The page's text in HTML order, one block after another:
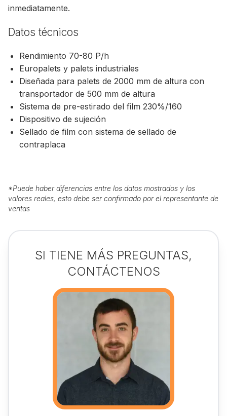
inmediatamente.
Datos técnicos
Rendimiento 70-80 P/h
Europalets y palets industriales
Diseñada para palets de 2000 mm de altura con
transportador de 500 mm de altura
Sistema de pre-estirado del film 230%/160
Dispositivo de sujeción
Sellado de film con sistema de sellado de
contraplaca
*Puede haber diferencias entre los datos mostrados y los
valores reales, esto debe ser confirmado por el representante de
ventas
SI TIENE MÁS PREGUNTAS,
CONTÁCTENOS